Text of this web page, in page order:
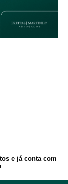
e já conta com